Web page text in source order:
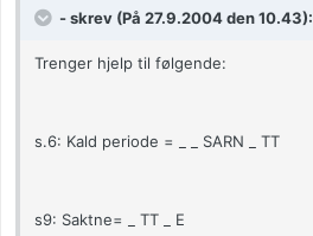
- skrev (På 27.9.2004 den 10.43):
Trenger hjelp til følgende:
s.6: Kald periode = _ _ SARN _ TT
s9: Saktne= _ TT _ E